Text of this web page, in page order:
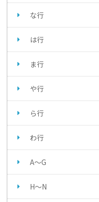
な行
は行
ま行
や行
ら行
わ行
A～G
H～N